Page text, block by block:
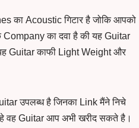
का Acoustic गिटार है जोकि आपको
का दवा है की यह Guitar
Guitar काफी Light Weight और
उपलब्ध है जिनका Link मैंने निचे
वह Guitar आप अभी खरीद सकते है।